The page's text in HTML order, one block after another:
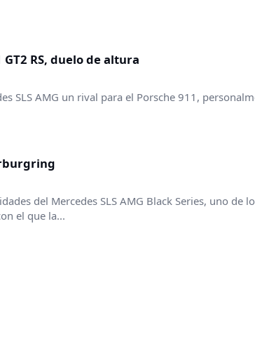
GT2 RS, duelo de altura
SLS AMG un rival para el Porsche 911,
del Mercedes SLS AMG Black Series, uno de
el que la...